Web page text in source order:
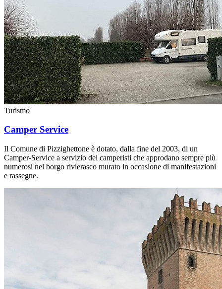
Turismo
Camper Service
Il Comune di Pizzighettone è dotato, dalla fine del 2003, di un
Camper-Service a servizio dei camperisti che approdano sempre più
numerosi nel borgo rivierasco murato in occasione di manifestazioni
e rassegne.